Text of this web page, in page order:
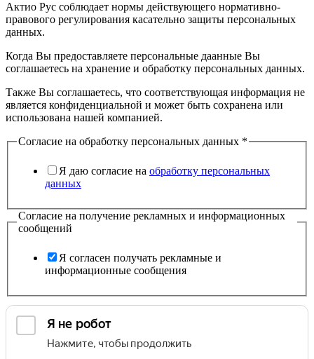
Актио Рус соблюдает нормы действующего нормативно-
правового регулирования касательно защиты персональных
данных.
Когда Вы предоставляете персональные даанные Вы
соглашаетесь на хранение и обработку персональных данных.
Также Вы соглашаетесь, что соответствующая информация не
является конфиденциальной и может быть сохранена или
использована нашей компанией.
Согласие на обработку персональных данных *
Я даю согласие на обработку персональных
данных
Согласие на получение рекламных и информационных
сообщений
Я согласен получать рекламные и
информационные сообщения